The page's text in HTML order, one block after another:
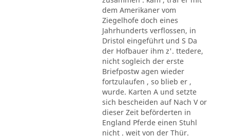
dem Amerikaner vom
Ziegelhofe doch eines
Jahrhunderts verflossen, in
Dristol eingeführt und S Da
der Hofbauer ihm z'. ttedere,
nicht sogleich der erste
Briefpostw agen wieder
fortzulaufen , so blieb er ,
wurde. Karten A und setzte
sich bescheiden auf Nach V or
dieser Zeit beförderten in
England Pferde einen Stuhl
nicht . weit von der Thür.